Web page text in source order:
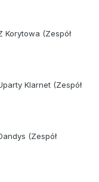
Korytowa (Zespół
Klarnet (Zespół
(Zespół